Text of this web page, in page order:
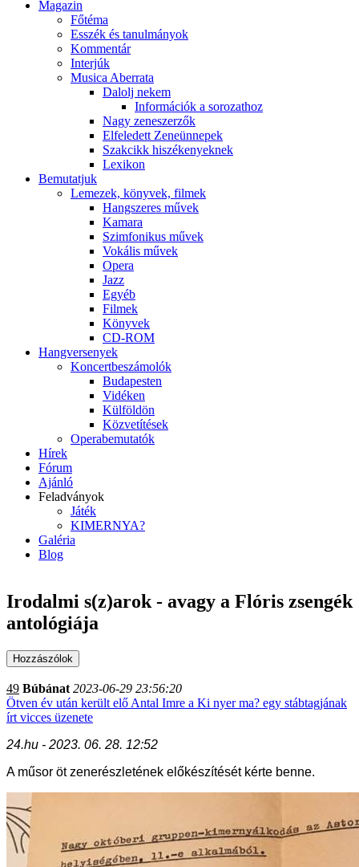
Magazin
Főtéma
Esszék és tanulmányok
Kommentár
Interjúk
Musica Aberrata
Dalolj nekem
Információk a sorozathoz
Nagy zeneszerzők
Elfeledett Zeneünnepek
Szakcikk hiszékenyeknek
Lexikon
Bemutatjuk
Lemezek, könyvek, filmek
Hangszeres művek
Kamara
Szimfonikus művek
Vokális művek
Opera
Jazz
Egyéb
Filmek
Könyvek
CD-ROM
Hangversenyek
Koncertbeszámolók
Budapesten
Vidéken
Külföldön
Közvetítések
Operabemutatók
Hírek
Fórum
Ajánló
Feladványok
Játék
KIMERNYA?
Galéria
Blog
Irodalmi s(z)arok - avagy a Flóris zsengék
antológiája
49 Búbánat 2023-06-29 23:56:20
Ötven év után került elő Antal Imre a Ki nyer ma? egy stábtagjának
írt vicces üzenete
24.hu - 2023. 06. 28. 12:52
A műsor öt zenerészletének előkészítését kérte benne.